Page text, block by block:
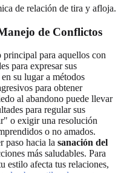
de Conflictos
para aquellos con
para expresar sus
su lugar a métodos
para obtener
al abandono puede llevar
para regular sus
o exigir una resolución
o no amados.
paso hacia la sanación del
más saludables. Para
estilo afecta tus relaciones,